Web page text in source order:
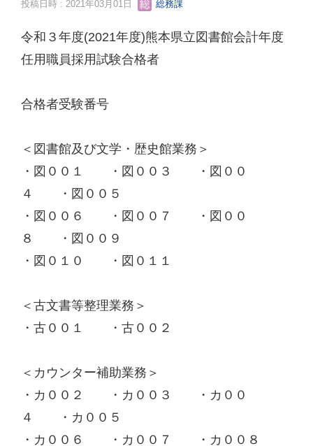
投稿日時 : 2021年03月01日 総務課
令和３年度(2021年度)熊本県立図書館会計年度
任用職員採用試験合格者
合格者受験番号
＜図書館及び文学・歴史館業務＞
・図００１ ・図００３ ・図００
４ ・図００５
・図００６ ・図００７ ・図００
８ ・図００９
・図０１０ ・図０１１
＜古文書等整理業務＞
・古００１ ・古００２
＜カウンター補助業務＞
・カ００２ ・カ００３ ・カ００
４ ・カ００５
・カ００６ ・カ００７ ・カ００８